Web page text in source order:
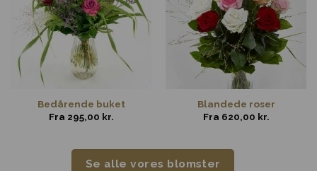
Bedårende buket
Fra 295,00 kr.
Blandede roser
Fra 620,00 kr.
Se alle vores blomster